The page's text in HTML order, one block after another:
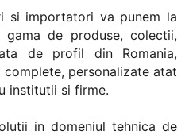
si importatori va punem la
de produse, colectii,
de profil din Romania,
personalizate atat
institutii si firme.
in domeniul tehnica de